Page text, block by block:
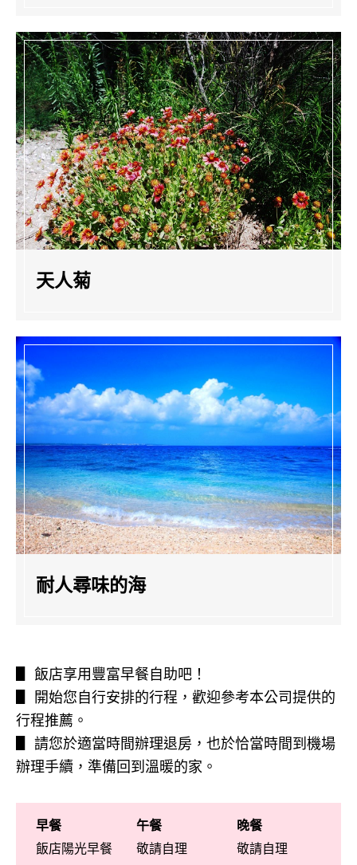
天人菊
耐人尋味的海
▋ 飯店享用豐富早餐自助吧！
▋ 開始您自行安排的行程，歡迎參考本公司提供的
行程推薦。
▋ 請您於適當時間辦理退房，也於恰當時間到機場
辦理手續，準備回到溫暖的家。
早餐
飯店陽光早餐
午餐
敬請自理
晚餐
敬請自理